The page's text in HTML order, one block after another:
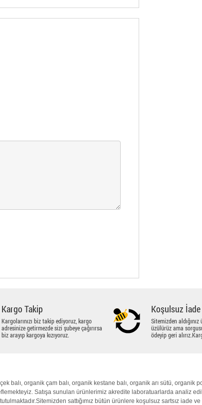
Kargo Takip
Kargolarınızı biz takip ediyoruz, kargo
adresinize getirmezde sizi şubeye çağırırsa
biz arayıp kargoya kızıyoruz.
Koşulsuz İade
Sitemizden
üzülürüz ama
ödeyip geri
balı, organik çam balı, organik kestane balı, organik arı sütü, organik
Satışa sunulan ürünlerimiz akredite laboratuarlarda analiz
sattığımız bütün ürünlere koşulsuz sartsız iade